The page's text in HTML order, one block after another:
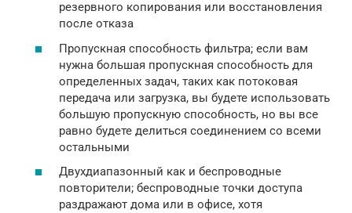
резервного копирования или восстановления
после отказа
Пропускная способность фильтра; если вам
нужна большая пропускная способность для
определенных задач, таких как потоковая
передача или загрузка, вы будете использовать
большую пропускную способность, но вы все
равно будете делиться соединением со всеми
остальными
Двухдиапазонный как и беспроводные
повторители; беспроводные точки доступа
раздражают дома или в офисе, хотя